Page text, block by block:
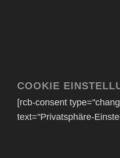
COOKIE
[rcb-consent
text="Privatsphäre-